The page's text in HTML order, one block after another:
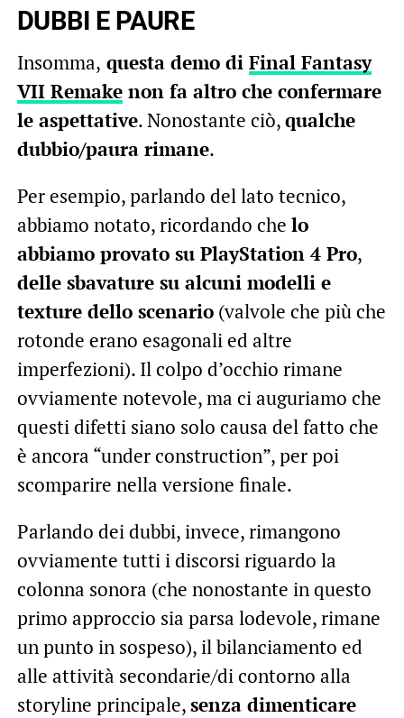
DUBBI E PAURE
Insomma, questa demo di Final Fantasy
VII Remakenon fa altro che confermare
le aspettative. Nonostante ciò,qualche
dubbio/paura rimane.
Per esempio, parlando del lato tecnico,
abbiamo notato, ricordando che lo
abbiamo provato su PlayStation 4 Pro,
delle sbavature su alcuni modelli e
texture dello scenario(valvole che più che
rotonde erano esagonali ed altre
imperfezioni). Il colpo d’occhio rimane
ovviamente notevole, ma ci auguriamo che
questi difetti siano solo causa del fatto che
è ancora “under construction”, per poi
scomparire nella versione finale.
Parlando dei dubbi, invece, rimangono
ovviamente tutti i discorsi riguardo la
colonna sonora (che nonostante in questo
primo approccio sia parsa lodevole, rimane
un punto in sospeso), il bilanciamento ed
alle attività secondarie/di contorno alla
storyline principale,senza dimenticare